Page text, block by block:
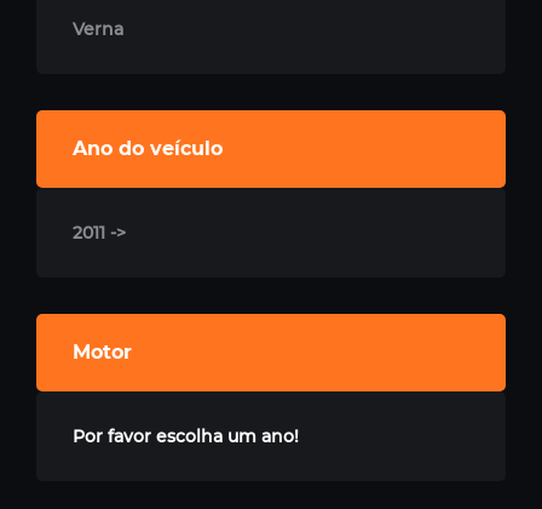
Verna
Ano do veículo
2011 ->
Motor
Por favor escolha um ano!